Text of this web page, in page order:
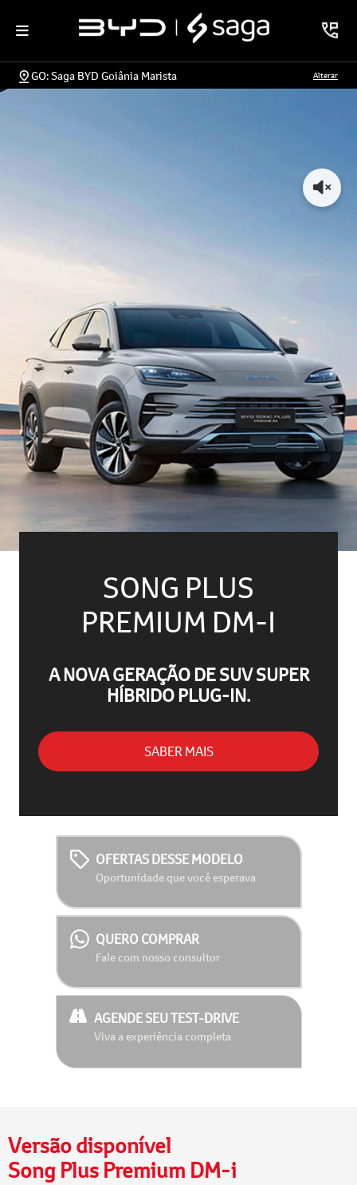
GO: Saga BYD Goiânia Marista Alterar
SONG PLUS
PREMIUM DM-I
A NOVA GERAÇÃO DE SUV SUPER
HÍBRIDO PLUG-IN.
SABER MAIS
OFERTAS DESSE MODELO
Oportunidade que você esperava
QUERO COMPRAR
Fale com nosso consultor
AGENDE SEU TEST-DRIVE
Viva a experiência completa
Versão disponível
Song Plus Premium DM-i